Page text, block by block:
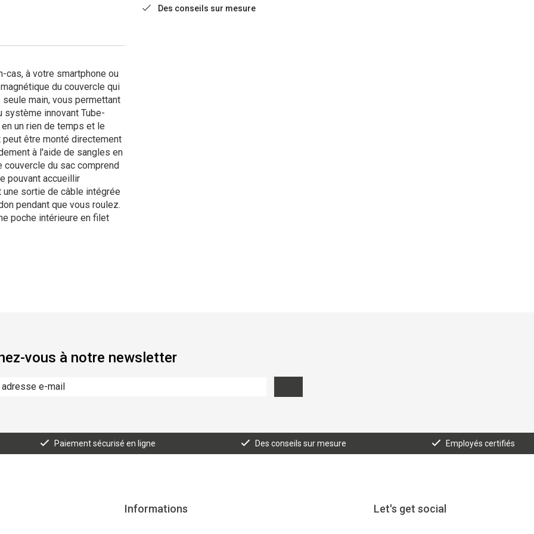
Des conseils sur mesure
cas, à votre smartphone ou
du couvercle qui
main, vous permettant
système innovant Tube-
un rien de temps et le
être monté directement
à l'aide de sangles en
du sac comprend
pouvant accueillir
sortie de câble intégrée
pendant que vous roulez.
poche intérieure en filet
vous à notre newsletter
Paiement sécurisé en ligne Des conseils sur mesure Employés certifiés
Informations Let's get social